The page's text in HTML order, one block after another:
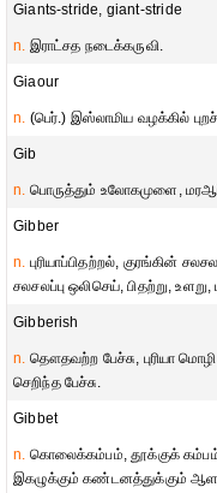
Giants-stride, giant-stride
n. இராட்சத நடைக்கருவி.
Giaour
n. (பெர்.) இஸ்லாமிய வழக்கில்
Gib
n. பொருத்தும் உலோகமுளை,
Gibber
n. புரியாப்பிதற்றல், குரங்கின்
சலசலப்பு ஒலிசெய், பிதற்று, உளறு,
Gibberish
n. தௌதவற்ற பேச்சு, புரியா
செறிந்த பேச்சு.
Gibbet
n. கொலைக்கம்பம், தூக்குக்
இகழுக்கும் கண்டனத்துக்கும்